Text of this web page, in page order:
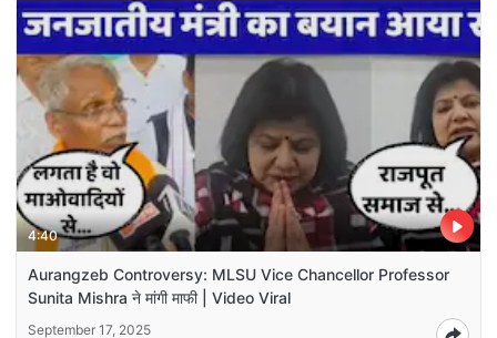
4:40
Aurangzeb Controversy: MLSU Vice Chancellor Professor
Sunita Mishra ने मांगी माफी | Video Viral
September 17, 2025